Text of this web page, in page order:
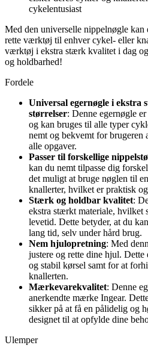
cykelentusiast
Med den universelle nippelnøgle
rette værktøj til enhver cykel- eller
værktøj i ekstra stærk kvalitet i dag
og holdbarhed!
Fordele
Universal egernøgle i ekstra
størrelser: Denne egernøgle
og kan bruges til alle typer
nemt og bekvemt for brugeren
alle opgaver.
Passer til forskellige
kan du nemt tilpasse dig
det muligt at bruge nøglen til
knallerter, hvilket er praktisk
Stærk og holdbar kvalitet:
ekstra stærkt materiale, hvilket
levetid. Dette betyder, at du
lang tid, selv under hård brug.
Nem hjulopretning: Med
justere og rette dine hjul.
og stabil kørsel samt for at
knallerten.
Mærkevarekvalitet: Denne
anerkendte mærke Ingear.
sikker på at få en pålidelig og
designet til at opfylde dine
Ulemper